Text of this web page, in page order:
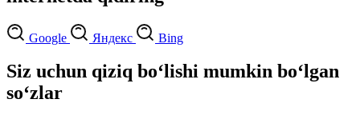
Google Яндекс Bing
Siz uchun qiziq bo‘lishi mumkin bo‘lgan
so‘zlar